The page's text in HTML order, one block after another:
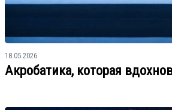
18.05.2026
Акробатика, которая